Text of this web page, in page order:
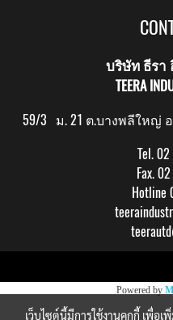
บริษัท ธีรา
TEERA
59/3 ม. 21 ต.บางพลีใหญ่
Tel.
Fax.
Hotline
Powered by
เว็บไซต์นี้มีการใช้งานคุกกี้ เพื่อ